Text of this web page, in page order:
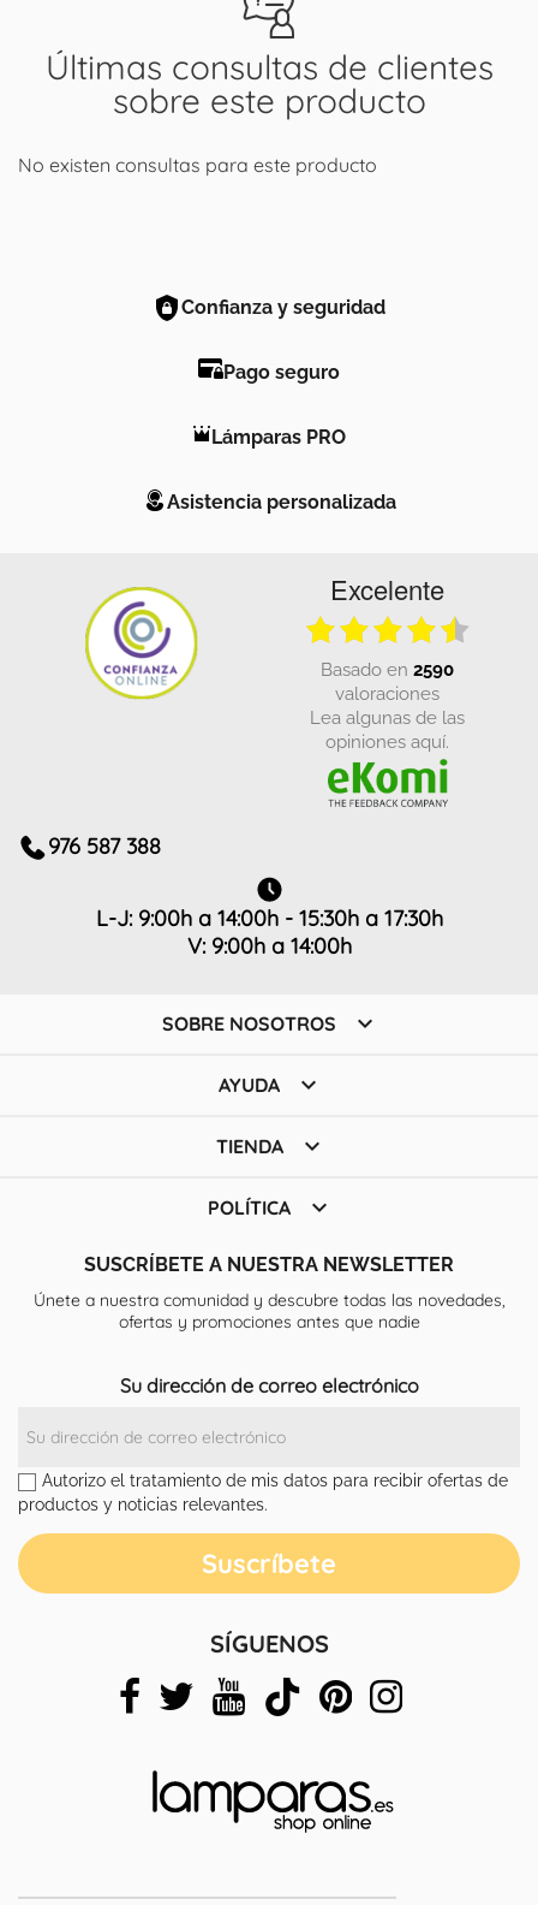
Últimas consultas de clientes
sobre este producto
No existen consultas para este producto
Confianza y seguridad
Pago seguro
Lámparas PRO
Asistencia personalizada
Excelente
basado en 2590
valoraciones
Lea algunas de las
opiniones aquí.
976 587 388
L-J: 9:00h a 14:00h - 15:30h a 17:30h
V: 9:00h a 14:00h
SOBRE NOSOTROS 
AYUDA 
TIENDA 
POLÍTICA 
SUSCRÍBETE A NUESTRA NEWSLETTER
Únete a nuestra comunidad y descubre todas las novedades,
ofertas y promociones antes que nadie
Su dirección de correo electrónico
Autorizo el tratamiento de mis datos para recibir ofertas de
productos y noticias relevantes.
SÍGUENOS